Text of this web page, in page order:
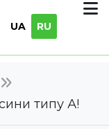
catalog/
UA RU
типу А!